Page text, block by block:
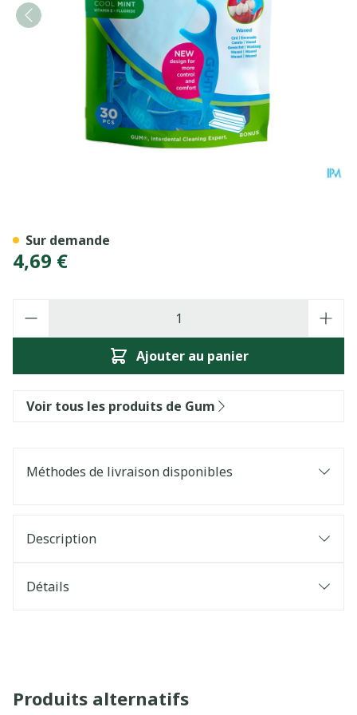
4,69 €
Ajouter au panier
Sur demande
Voir tous les produits de Gum
Méthodes de livraison disponibles
Description
Détails
Produits alternatifs